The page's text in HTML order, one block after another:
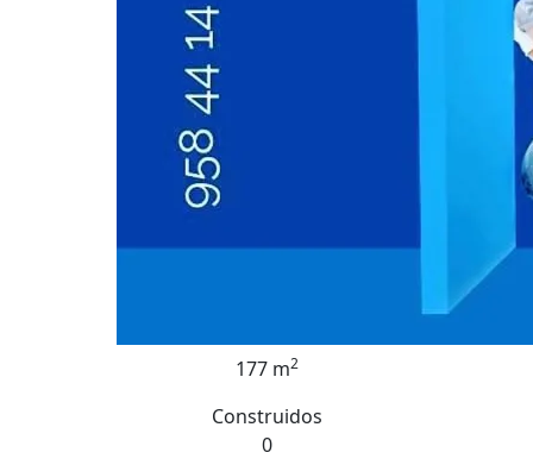
177 m2
Construidos
0